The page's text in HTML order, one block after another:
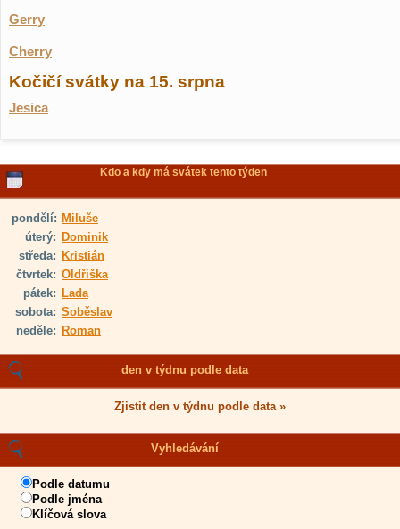
Gerry
Cherry
Kočičí svátky na 15. srpna
Jesica
Kdo a kdy má svátek tento týden
pondělí: Miluše
úterý: Dominik
středa: Kristián
čtvrtek: Oldřiška
pátek: Lada
sobota: Soběslav
neděle: Roman
den v týdnu podle data
Zjistit den v týdnu podle data »
Vyhledávání
Podle datumu
Podle jména
Klíčová slova